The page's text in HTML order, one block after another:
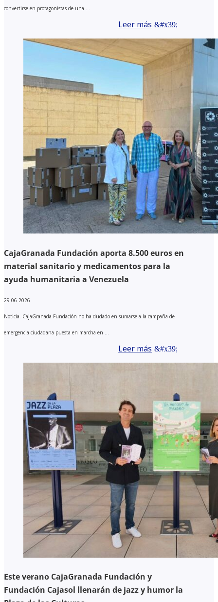
convertirse en protagonistas de una ...
Leer más
CajaGranada Fundación aporta 8.500 euros en
material sanitario y medicamentos para la
ayuda humanitaria a Venezuela
29-06-2026
Noticia. CajaGranada Fundación no ha dudado en sumarse a la campaña de
emergencia ciudadana puesta en marcha en ...
Leer más
Este verano CajaGranada Fundación y
Fundación Cajasol llenarán de jazz y humor la